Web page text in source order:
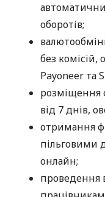
оборотів;
без комісій,
Payoneer та
розміщення
від 7 днів,
отримання
пільговими
онлайн;
проведення